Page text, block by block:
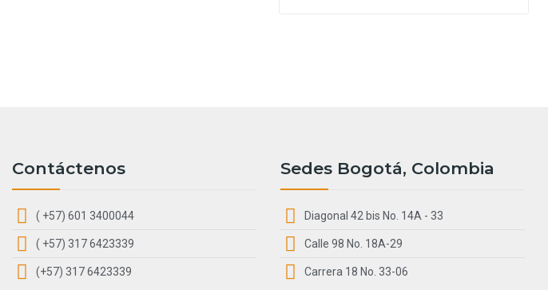
Contáctenos
( +57) 601 3400044
( +57) 317 6423339
(+57) 317 6423339
Sedes Bogotá, Colombia
Diagonal 42 bis No. 14A - 33
Calle 98 No. 18A-29
Carrera 18 No. 33-06